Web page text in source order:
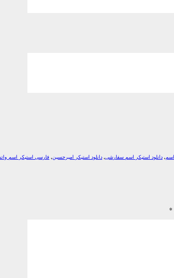
, دانلود استیکر اسم سفارشی, دانلود استیکر امیرحسین, فارسی استیکر اسم
*